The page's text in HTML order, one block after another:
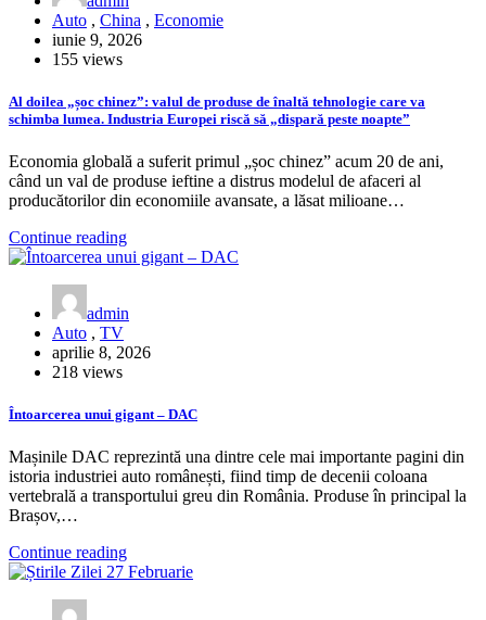
Auto , China , Economie
iunie 9, 2026
155 views
Al doilea „șoc chinez”: valul de produse de înaltă tehnologie care va
schimba lumea. Industria Europei riscă să „dispară peste noapte”
Economia globală a suferit primul „șoc chinez” acum 20 de ani,
când un val de produse ieftine a distrus modelul de afaceri al
producătorilor din economiile avansate, a lăsat milioane…
Continue reading
admin
Auto , TV
aprilie 8, 2026
218 views
Întoarcerea unui gigant – DAC
Mașinile DAC reprezintă una dintre cele mai importante pagini din
istoria industriei auto românești, fiind timp de decenii coloana
vertebrală a transportului greu din România. Produse în principal la
Brașov,…
Continue reading